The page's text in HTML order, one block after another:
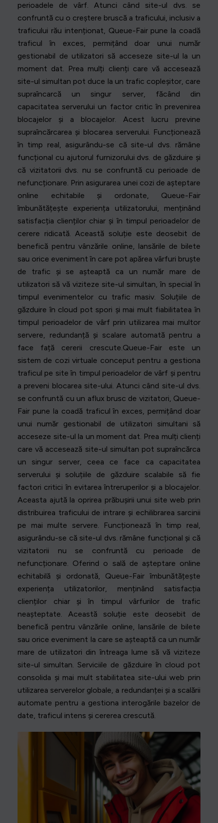
perioadele de vârf. Atunci când site-ul dvs. se
confruntă cu o creștere bruscă a traficului, inclusiv a
traficului rău intenționat, Queue-Fair pune la coadă
traficul în exces, permițând doar unui număr
gestionabil de utilizatori să acceseze site-ul la un
moment dat. Prea mulți clienți care vă accesează
site-ul simultan pot duce la un trafic copleșitor, care
supraîncarcă un singur server, făcând din
capacitatea serverului un factor critic în prevenirea
blocajelor și a blocajelor. Acest lucru previne
supraîncărcarea și blocarea serverului. Funcționează
în timp real, asigurându-se că site-ul dvs. rămâne
funcțional cu ajutorul furnizorului dvs. de găzduire și
că vizitatorii dvs. nu se confruntă cu perioade de
nefuncționare. Prin asigurarea unei cozi de așteptare
online echitabile și ordonate, Queue-Fair
îmbunătățește experiența utilizatorului, menținând
satisfacția clienților chiar și în timpul perioadelor de
cerere ridicată. Această soluție este deosebit de
benefică pentru vânzările online, lansările de bilete
sau orice eveniment în care pot apărea vârfuri bruște
de trafic și se așteaptă ca un număr mare de
utilizatori să vă viziteze site-ul simultan, în special în
timpul evenimentelor cu trafic masiv. Soluțiile de
găzduire în cloud pot spori și mai mult fiabilitatea în
timpul perioadelor de vârf prin utilizarea mai multor
servere, redundanță și scalare automată pentru a
face față cererii crescute.Queue-Fair este un
sistem de cozi virtuale conceput pentru a gestiona
traficul pe site în timpul perioadelor de vârf și pentru
a preveni blocarea site-ului. Atunci când site-ul dvs.
se confruntă cu un aflux brusc de vizitatori, Queue-
Fair pune la coadă traficul în exces, permițând doar
unui număr gestionabil de utilizatori simultani să
acceseze site-ul la un moment dat. Prea mulți clienți
care vă accesează site-ul simultan pot supraîncărca
un singur server, ceea ce face ca capacitatea
serverului și soluțiile de găzduire scalabile să fie
factori critici în evitarea întreruperilor și a blocajelor.
Aceasta ajută la oprirea prăbușirii unui site web prin
distribuirea traficului de intrare și echilibrarea sarcinii
pe mai multe servere. Funcționează în timp real,
asigurându-se că site-ul dvs. rămâne funcțional și că
vizitatorii nu se confruntă cu perioade de
nefuncționare. Oferind o sală de așteptare online
echitabilă și ordonată, Queue-Fair îmbunătățește
experiența utilizatorilor, menținând satisfacția
clienților chiar și în timpul vârfurilor de trafic
neașteptate. Această soluție este deosebit de
benefică pentru vânzările online, lansările de bilete
sau orice eveniment la care se așteaptă ca un număr
mare de utilizatori din întreaga lume să vă viziteze
site-ul simultan. Serviciile de găzduire în cloud pot
consolida și mai mult stabilitatea site-ului web prin
utilizarea serverelor globale, a redundanței și a scalării
automate pentru a gestiona interogările bazelor de
date, traficul intens și cererea crescută.